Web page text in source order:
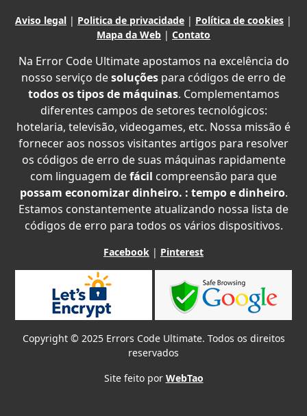
Aviso legal | Politica de privacidade | Política de cookies |
Mapa da Web | Contato
Na Error Code Ultimate apostamos na excelência do
nosso serviço desoluções para códigos de erro de
todos os tipos de máquinas. Complementamos
diferentes campos de setores tecnológicos:
hotelaria, televisão, videogames, etc. Nossa missão é
fornecer aos nossos visitantes artigos para resolver
os códigos de erro de suas máquinas rapidamente
com linguagem defácil compreensão para que
possam economizar dinheiro. : tempo e dinheiro.
Estamos constantemente atualizando nossa lista de
códigos de erro para todos os vários dispositivos.
Facebook | Pinterest
Copyright © 2025 Errors Code Ultimate. Todos os direitos
reservados
Site feito por WebTao